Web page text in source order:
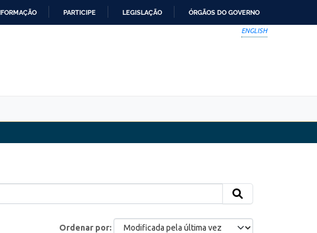
PARTICIPE LEGISLAÇÃO ÓRGÃOS DO GOVERNO
ENGLISH
Ordenar por